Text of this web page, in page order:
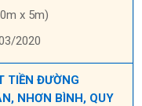
x 5m)
2020
TIỀN ĐƯỜNG
NHƠN BÌNH, QUY